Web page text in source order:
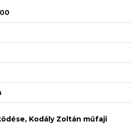
Kodály Zoltán műfaji